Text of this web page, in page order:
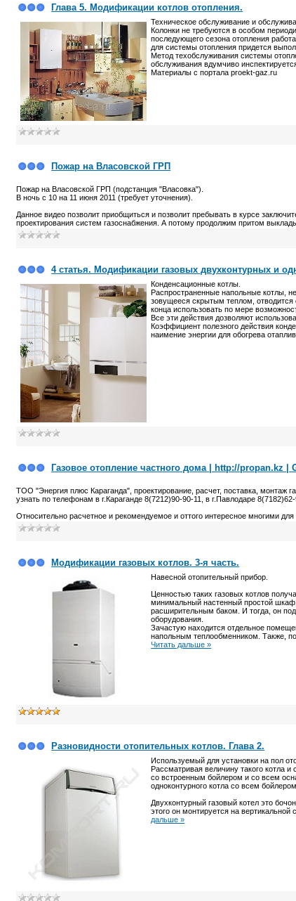
Глава 5. Модификации котлов отопления.
Техническое обслуживание и
Колонки не требуются в особом
последующего сезона отопления
для системы отопления придется
Метод техобслуживания системы
обслуживания вдумчиво
Материалы с портала proekt-gaz.ru
Пожар на Власовской ГРП
Пожар на Власовской ГРП (подстанция "Власовка").
В ночь с 10 на 11 июня 2011 (требует уточнения).
Данное видео позволит приобщиться и позволит пребывать в курсе
проектирования систем газоснабжения. А потому продолжим притом
4 статья. Модификации газовых двухконтурных и
Конденсационные котлы.
Распространенные напольные котлы,
зовущееся скрытым теплом,
конца использовать по мере
Все эти действия дозволяют
Коэффициент полезного действия
наимение энергии для обогрева
Газовое отопление частного дома | http://propan.kz |
ТОО "Энергия плюс Караганда", проектирование, расчет, поставка, монтаж
узнать по телефонам в г.Караганде 8(7212)90-90-11, в г.Павлодаре
Относительно расчетное и рекомендуемое и оттого интересное многими
Модификации газовых котлов. 3-я часть.
Навесной отопительный прибор.
Ценностью таких газовых котлов
минимальный настенный простой
расширительным баком. И тогда, он
оборудования.
Зачастую находится отдельное
напольным теплообменником. Также,
Читать дальше »
Разновидности отопительных котлов. Глава 2.
Используемый для установки на пол
Рассматривая величину такого котла
со встроенным бойлером и со всем
одноконтурного котла со всем
Двухконтурный газовый котел это
этого он монтируется на
дальше »